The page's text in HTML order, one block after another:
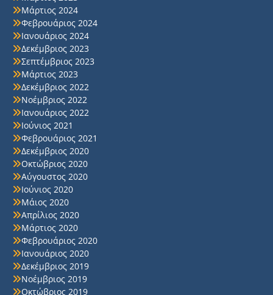
Μάρτιος 2024
Φεβρουάριος 2024
Ιανουάριος 2024
Δεκέμβριος 2023
Σεπτέμβριος 2023
Μάρτιος 2023
Δεκέμβριος 2022
Νοέμβριος 2022
Ιανουάριος 2022
Ιούνιος 2021
Φεβρουάριος 2021
Δεκέμβριος 2020
Οκτώβριος 2020
Αύγουστος 2020
Ιούνιος 2020
Μάιος 2020
Απρίλιος 2020
Μάρτιος 2020
Φεβρουάριος 2020
Ιανουάριος 2020
Δεκέμβριος 2019
Νοέμβριος 2019
Οκτώβριος 2019